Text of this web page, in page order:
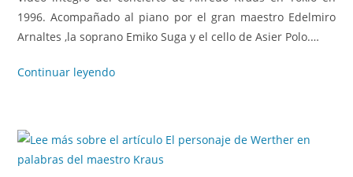
1996. Acompañado al piano por el gran maestro Edelmiro
Arnaltes ,la soprano Emiko Suga y el cello de Asier Polo.…
Continuar leyendo